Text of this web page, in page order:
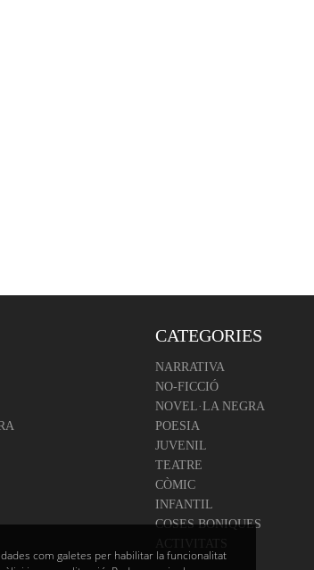
CATEGORIES
NARRATIVA
NO-FICCIÓ
NOVEL·LA NEGRA
POESIA
JUVENIL
TEATRE
CÒMIC
INFANTIL
COSES BONIQUES
com galetes per habilitar la funcionalitat